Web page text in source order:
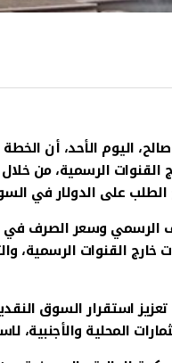
اليوم الأحد، أن الخطة
الرسمية، من خلال
على الدولار في
الرسمي وسعر الصرف في
القنوات الرسمية،
استقرار السوق
المحلية والأجنبية،